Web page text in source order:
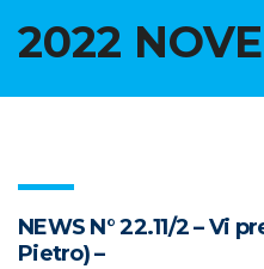
2022
NEWS N° 22.11/2 – Vi
Pietro) –